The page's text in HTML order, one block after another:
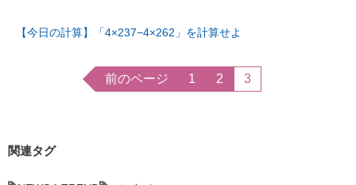
【今日の計算】「4×237−4×262」を計算せよ
前のページ 1 2 3
関連タグ